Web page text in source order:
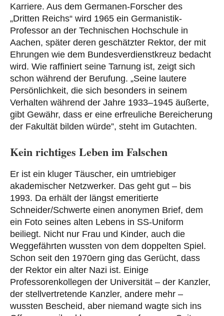
Karriere. Aus dem Germanen-Forscher des
„Dritten Reichs“ wird 1965 ein Germanistik-
Professor an der Technischen Hochschule in
Aachen, später deren geschätzter Rektor, der mit
Ehrungen wie dem Bundesverdienstkreuz bedacht
wird. Wie raffiniert seine Tarnung ist, zeigt sich
schon während der Berufung. „Seine lautere
Persönlichkeit, die sich besonders in seinem
Verhalten während der Jahre 1933–1945 äußerte,
gibt Gewähr, dass er eine erfreuliche Bereicherung
der Fakultät bilden würde”, steht im Gutachten.
Kein richtiges Leben im Falschen
Er ist ein kluger Täuscher, ein umtriebiger
akademischer Netzwerker. Das geht gut – bis
1993. Da erhält der längst emeritierte
Schneider/Schwerte einen anonymen Brief, dem
ein Foto seines alten Lebens in SS-Uniform
beiliegt. Nicht nur Frau und Kinder, auch die
Weggefährten wussten von dem doppelten Spiel.
Schon seit den 1970ern ging das Gerücht, dass
der Rektor ein alter Nazi ist. Einige
Professorenkollegen der Universität – der Kanzler,
der stellvertretende Kanzler, andere mehr –
wussten Bescheid, aber niemand wagte sich ins